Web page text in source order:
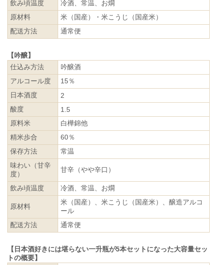
飲み頃温度
冷酒、常温、お燗
原材料
米（国産）・米こうじ（国産米）
配送方法
通常便
【吟醸】
仕込み方法
吟醸酒
アルコール度
15％
日本酒度
2
酸度
1.5
原料米
白樺錦他
精米歩合
60％
保存方法
常温
味わい（甘辛
度）
甘辛（やや辛口）
飲み頃温度 冷酒、常温、お燗
原材料
米（国産）、米こうじ（国産米）、醸造アルコ
ール
配送方法
通常便
【日本酒好きには堪らない一升瓶が5本セットになった大容量セッ
トの概要】